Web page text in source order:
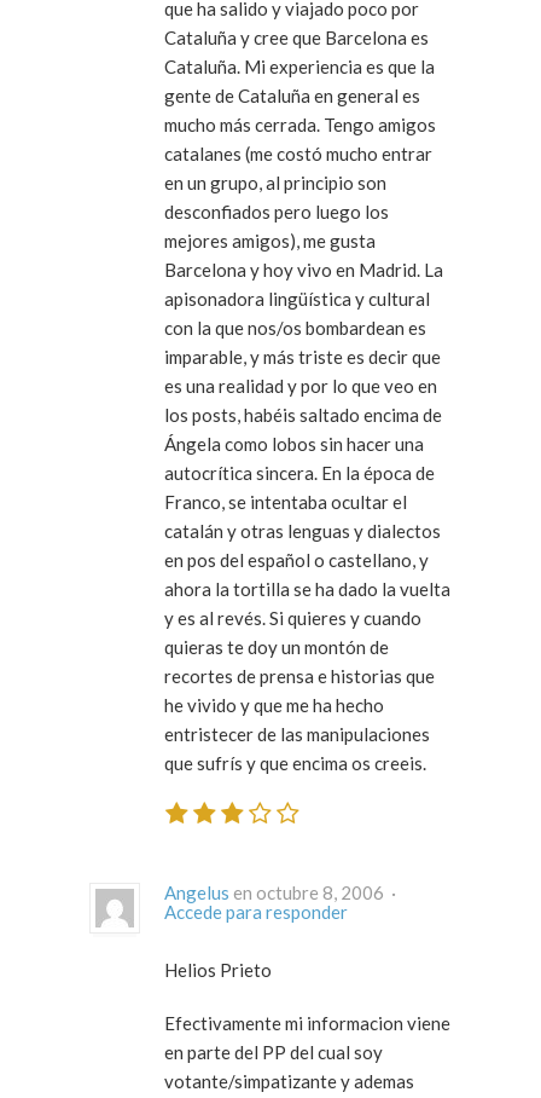
que ha salido y viajado poco por
Cataluña y cree que Barcelona es
Cataluña. Mi experiencia es que la
gente de Cataluña en general es
mucho más cerrada. Tengo amigos
catalanes (me costó mucho entrar
en un grupo, al principio son
desconfiados pero luego los
mejores amigos), me gusta
Barcelona y hoy vivo en Madrid. La
apisonadora lingüística y cultural
con la que nos/os bombardean es
imparable, y más triste es decir que
es una realidad y por lo que veo en
los posts, habéis saltado encima de
Ángela como lobos sin hacer una
autocrítica sincera. En la época de
Franco, se intentaba ocultar el
catalán y otras lenguas y dialectos
en pos del español o castellano, y
ahora la tortilla se ha dado la vuelta
y es al revés. Si quieres y cuando
quieras te doy un montón de
recortes de prensa e historias que
he vivido y que me ha hecho
entristecer de las manipulaciones
que sufrís y que encima os creeis.
Angelus
en octubre 8, 2006 ·
Accede para responder
Helios Prieto
Efectivamente mi informacion viene
en parte del PP del cual soy
votante/simpatizante y ademas